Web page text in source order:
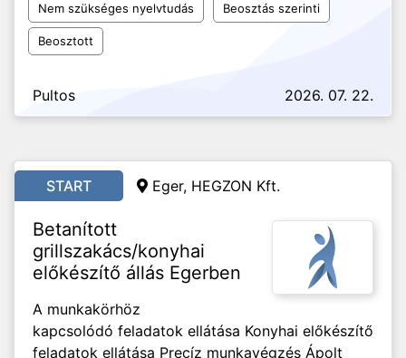
Nem szükséges nyelvtudás Beosztás szerinti
Beosztott
Pultos 2026. 07. 22.
START Eger, HEGZON Kft.
Betanított
grillszakács/konyhai
előkészítő állás Egerben
A munkakörhöz
kapcsolódó feladatok ellátása Konyhai előkészítő
feladatok ellátása Precíz munkavégzés Ápolt